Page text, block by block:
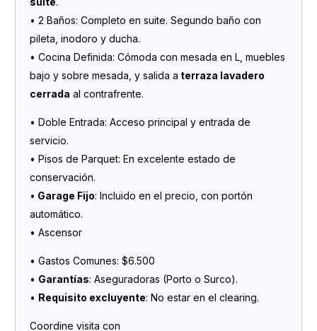
• 2 Baños: Completo en suite. Segundo baño con
pileta, inodoro y ducha.
• Cocina Definida: Cómoda con mesada en L, muebles
bajo y sobre mesada, y salida a terraza lavadero
cerrada al contrafrente.
• Doble Entrada: Acceso principal y entrada de
servicio.
• Pisos de Parquet: En excelente estado de
conservación.
• Garage Fijo: Incluido en el precio, con portón
automático.
• Ascensor
• Gastos Comunes: $6.500
• Garantías: Aseguradoras (Porto o Surco).
• Requisito excluyente: No estar en el clearing.
Coordine visita con